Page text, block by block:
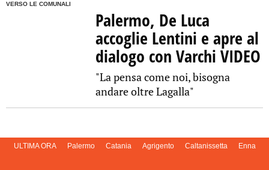
VERSO LE COMUNALI
Palermo, De Luca
accoglie Lentini e apre al
dialogo con Varchi VIDEO
"La pensa come noi, bisogna
andare oltre Lagalla"
ULTIMA ORA Palermo Catania Agrigento Caltanissetta Enna